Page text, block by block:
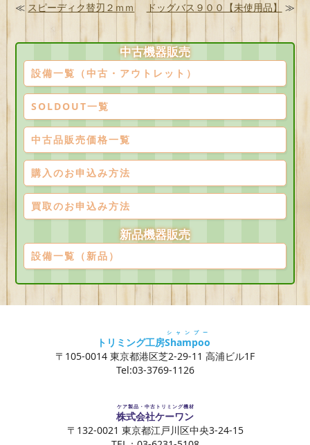
≪スピーディク替刃２ｍｍ ドッグバス９００【未使用品】 ≫
中古機器販売
設備一覧（中古・アウトレット）
SOLDOUT一覧
中古品販売価格一覧
購入のお申込み方法
買取のお申込み方法
新品機器販売
設備一覧（新品）
トリミング工房Shampoo
シャンプー
〒105-0014 東京都港区芝2-29-11 高浦ビル1F
Tel:03-3769-1126
株式会社ケーワン
ケア製品・中古トリミング機材
〒132-0021 東京都江戸川区中央3-24-15